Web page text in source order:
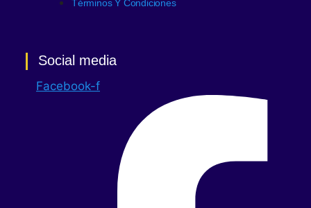
Términos Y Condiciones
Social media
Facebook-f